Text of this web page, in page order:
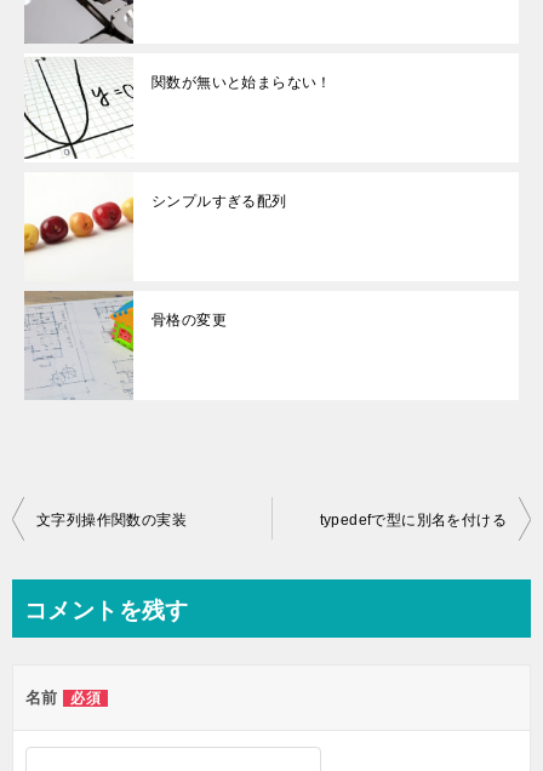
関数が無いと始まらない！
シンプルすぎる配列
骨格の変更
投
ビ
ー
シ
文字列操作関数の実装 typedefで型に別名を付ける
コメントを残す
名前 必須